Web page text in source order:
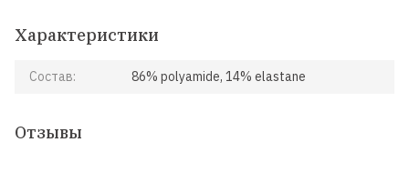
Характеристики
Состав: 86% polyamide, 14% elastane
Отзывы